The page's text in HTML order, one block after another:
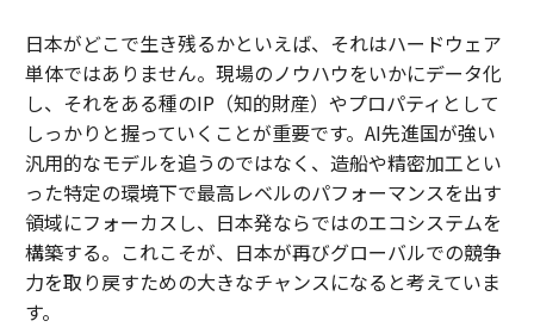
日本がどこで生き残るかといえば、それはハードウェア
単体ではありません。現場のノウハウをいかにデータ化
し、それをある種のIP（知的財産）やプロパティとして
しっかりと握っていくことが重要です。AI先進国が強い
汎用的なモデルを追うのではなく、造船や精密加工とい
った特定の環境下で最高レベルのパフォーマンスを出す
領域にフォーカスし、日本発ならではのエコシステムを
構築する。これこそが、日本が再びグローバルでの競争
力を取り戻すための大きなチャンスになると考えていま
す。